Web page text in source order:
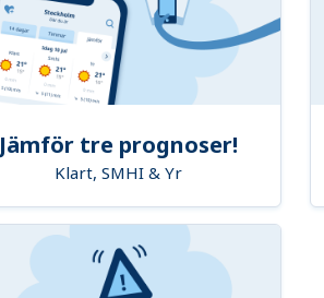
Jämför tre prognoser!
Klart, SMHI & Yr